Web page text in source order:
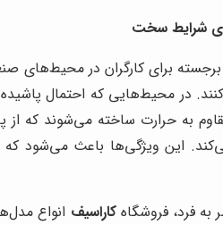
شرایط سخت
برای کارگران در محیط‌های
محیط‌هایی که احتمال پاشیده
به حرارت ساخته می‌شوند که
این ویژگی‌ها باعث
به فرد، فروشگاهکاراسیف انواع